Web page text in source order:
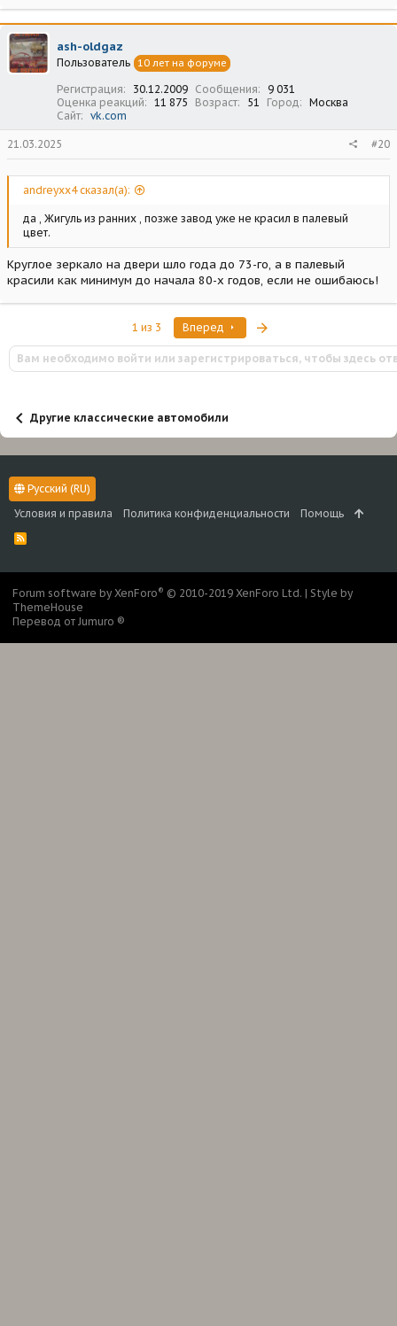
а
к
ц
и
и
ash-oldgaz
Пользователь 10 лет на форуме
Регистрация 30.12.2009 Сообщения
9 031
Оценка реакций
11 875 Возраст 51 Город
Москва
Сайт
vk.com
21.03.2025 #20
andreyxx4 сказал(а):
да , Жигуль из ранних , позже завод уже не красил в палевый
цвет.
Круглое зеркало на двери шло года до 73-го, а в палевый
красили как минимум до начала 80-х годов, если не ошибаюсь!
1 из 3 Вперед
Вам необходимо войти или зарегистрироваться, чтобы здесь
Другие классические автомобили
Русский (RU)
Условия и правила
Политика конфиденциальности Помощь
R
S
Forum software by XenForo® © 2010-2019 XenForo Ltd. | Style by
ThemeHouse
Перевод от Jumuro ®